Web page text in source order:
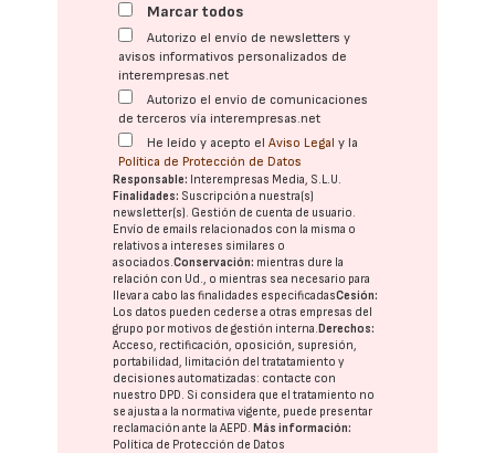
Marcar todos
Autorizo el envío de newsletters y
avisos informativos personalizados de
interempresas.net
Autorizo el envío de comunicaciones
de terceros vía interempresas.net
He leído y acepto elAviso Legal y la
Política de Protección de Datos
Responsable: Interempresas Media, S.L.U.
Finalidades: Suscripción a nuestra(s)
newsletter(s). Gestión de cuenta de usuario.
Envío de emails relacionados con la misma o
relativos a intereses similares o
asociados.Conservación: mientras dure la
relación con Ud., o mientras sea necesario para
llevar a cabo las finalidades especificadasCesión:
Los datos pueden cederse a otras empresas del
grupo por motivos de gestión interna.Derechos:
Acceso, rectificación, oposición, supresión,
portabilidad, limitación del tratatamiento y
decisiones automatizadas: contacte con
nuestro DPD . Si considera que el tratamiento no
se ajusta a la normativa vigente, puede presentar
reclamación ante laAEPD .Más información:
Política de Protección de Datos